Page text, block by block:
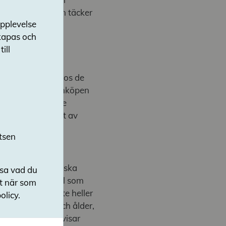
läromedel som täcker
och
uteslutande hos de
läromedelsinköpen
i praktiken är de
därmed i valet av
systematiska
i mycket få fall som
ges oftast inte heller
mognad och ålder,
Skolbesöken visar
och
vad du
när som